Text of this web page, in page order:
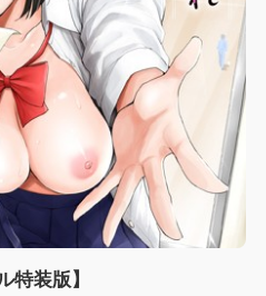
特装版】